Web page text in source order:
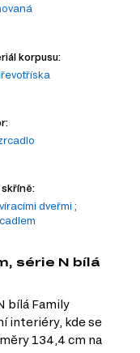
korpusu:
skříně:
dveřmi ;
série N bílá
bílá Family
interiéry, kde se
134,4 cm na